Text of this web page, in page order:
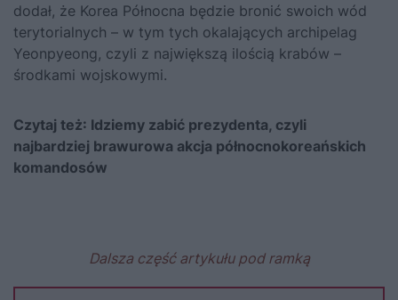
dodał, że Korea Północna będzie bronić swoich wód
terytorialnych – w tym tych okalających archipelag
Yeonpyeong, czyli z największą ilością krabów –
środkami wojskowymi.
Czytaj też: Idziemy zabić prezydenta, czyli
najbardziej brawurowa akcja północnokoreańskich
komandosów
Dalsza część artykułu pod ramką